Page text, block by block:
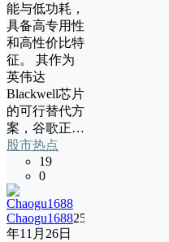
能与低功耗，
具备高专用性
和高性价比特
征。 其作为
英伟达
Blackwell芯片
的可行替代方
案，谷歌正…
股市热点
19
0
Chaogu168825
年11月26日